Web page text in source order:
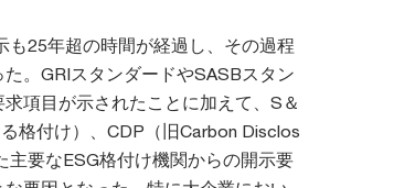
25年超の時間が経過し、その過程
。GRIスタンダードやSASBスタン
項目が示されたことに加えて、S＆
格付け）、CDP（旧Carbon Disclos
要なESG格付け機関からの開示要